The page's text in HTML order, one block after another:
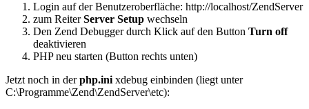
Login auf der Benutzeroberfläche: http://localhost/ZendServer
zum ReiterServer Setup wechseln
Den Zend Debugger durch Klick auf den Button Turn off
deaktivieren
PHP neu starten (Button rechts unten)
Jetzt noch in derphp.ini xdebug einbinden (liegt unter
C:\Programme\Zend\ZendServer\etc):